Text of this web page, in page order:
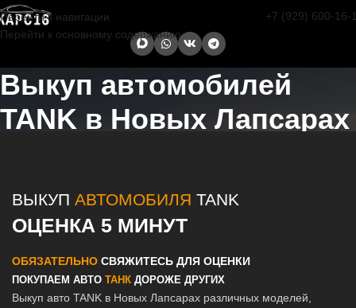
Перейти к навигации
Перейти к основному содержанию
+7 (929) 600-16-
Выкуп автомобилей
TANK в Новых Лапсарах
ВЫКУП АВТОМОБИЛЯ TANK
ОЦЕНКА 5 МИНУТ
ОБЯЗАТЕЛЬНО СВЯЖИТЕСЬ ДЛЯ ОЦЕНКИ
ПОКУПАЕМ АВТО ТАНК ДОРОЖЕ ДРУГИХ
Выкуп авто TANK в Новых Лапсарах различных моделей,